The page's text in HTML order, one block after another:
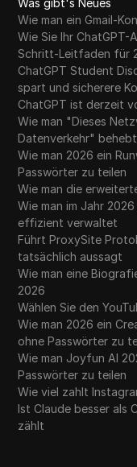
Was gibt's Neues
Wie man ein Gmail-
Wie Sie Ihr
Schritt-Leitfaden für
ChatGPT Student
spart und sicherere
ChatGPT ist derzeit
Wie man "Dieses
Datenverkehr"
Wie man 2026 ein
Passwörter zu teilen
Wie man die
Wie man im Jahr
effizient verwaltet
Führt ProxySite
tatsächlich aussagt
Wie man eine
2026
Wählen Sie den
Wie man 2026 ein
ohne Passwörter zu
Wie man Joyfun AI
Passwörter zu teilen
Wie viel zahlt
Ist Claude besser als
zählt